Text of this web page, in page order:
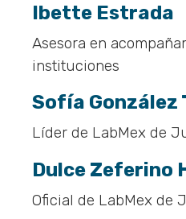
Ibette Estrada
Asesora en
instituciones
Sofía González
Líder de LabMex de
Dulce Zeferino
Oficial de LabMex de